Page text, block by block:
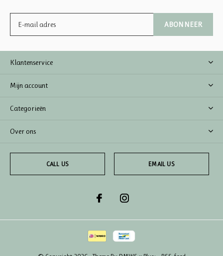
ABONNEER
Klantenservice
Mijn account
Categorieën
Over ons
CALL US EMAIL US